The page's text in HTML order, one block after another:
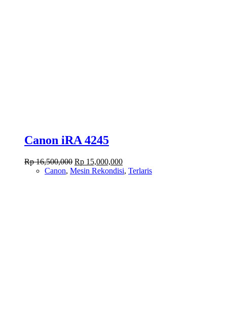
Canon iRA 4245
Rp16,500,000 Original
price
Rp 15,000,000Current
price
Canon, Mesin Rekondisi, Terlaris